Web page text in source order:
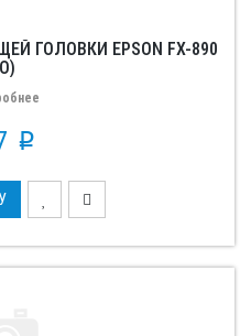
ГОЛОВКИ EPSON FX-890
p